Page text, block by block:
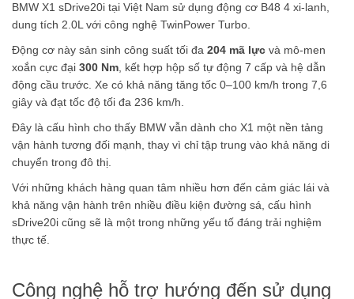
BMW X1 sDrive20i tại Việt Nam sử dụng động cơ B48 4 xi-lanh,
dung tích 2.0L với công nghệ TwinPower Turbo.
Động cơ này sản sinh công suất tối đa 204 mã lực và mô-men
xoắn cực đại 300 Nm , kết hợp hộp số tự động 7 cấp và hệ dẫn
động cầu trước. Xe có khả năng tăng tốc 0–100 km/h trong 7,6
giây và đạt tốc độ tối đa 236 km/h.
Đây là cấu hình cho thấy BMW vẫn dành cho X1 một nền tảng
vận hành tương đối mạnh, thay vì chỉ tập trung vào khả năng di
chuyển trong đô thị.
Với những khách hàng quan tâm nhiều hơn đến cảm giác lái và
khả năng vận hành trên nhiều điều kiện đường sá, cấu hình
sDrive20i cũng sẽ là một trong những yếu tố đáng trải nghiệm
thực tế.